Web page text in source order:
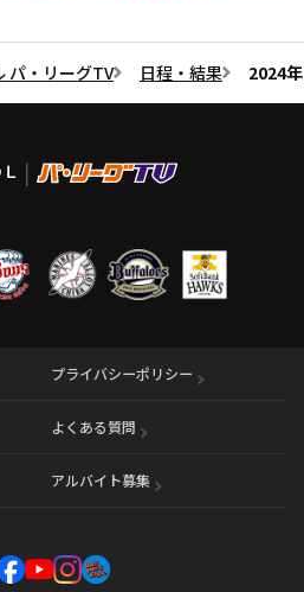
パ・リーグTV 日程・結果 2024
プライバシーポリシー
よくある質問
アルバイト募集 （別ウィンドウで開く